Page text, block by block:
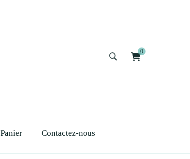
0
Panier Contactez-nous